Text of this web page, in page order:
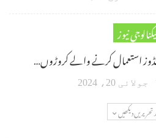
نیوز
ونڈوز استعمال کرنے والے کروڑوں…
جولائی 20، 2024
تحریریں دیکھیں